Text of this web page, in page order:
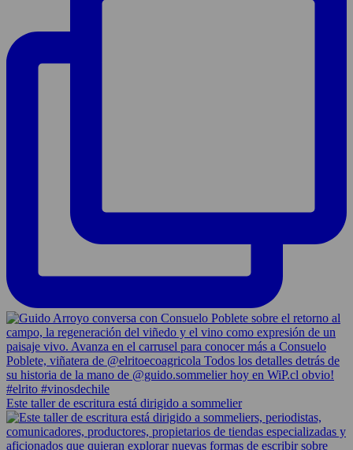
Este taller de escritura está dirigido a sommelier